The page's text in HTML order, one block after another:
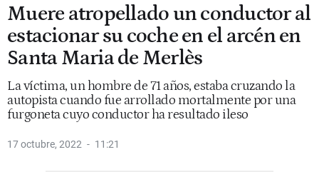
Muere atropellado un conductor al
estacionar su coche en el arcén en
Santa Maria de Merlès
La víctima, un hombre de 71 años, estaba cruzando la
autopista cuando fue arrollado mortalmente por una
furgoneta cuyo conductor ha resultado ileso
17 octubre, 2022 11:21